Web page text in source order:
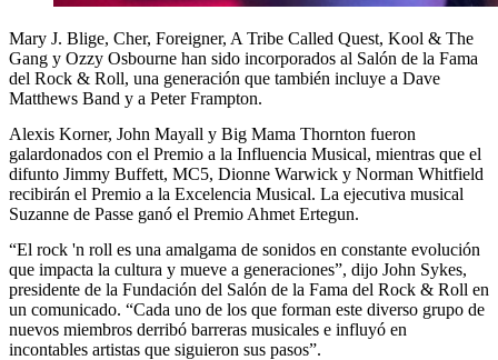
Mary J. Blige, Cher, Foreigner, A Tribe Called Quest, Kool & The
Gang y Ozzy Osbourne han sido incorporados al Salón de la Fama
del Rock & Roll, una generación que también incluye a Dave
Matthews Band y a Peter Frampton.
Alexis Korner, John Mayall y Big Mama Thornton fueron
galardonados con el Premio a la Influencia Musical, mientras que el
difunto Jimmy Buffett, MC5, Dionne Warwick y Norman Whitfield
recibirán el Premio a la Excelencia Musical. La ejecutiva musical
Suzanne de Passe ganó el Premio Ahmet Ertegun.
“El rock 'n roll es una amalgama de sonidos en constante evolución
que impacta la cultura y mueve a generaciones”, dijo John Sykes,
presidente de la Fundación del Salón de la Fama del Rock & Roll en
un comunicado. “Cada uno de los que forman este diverso grupo de
nuevos miembros derribó barreras musicales e influyó en
incontables artistas que siguieron sus pasos”.